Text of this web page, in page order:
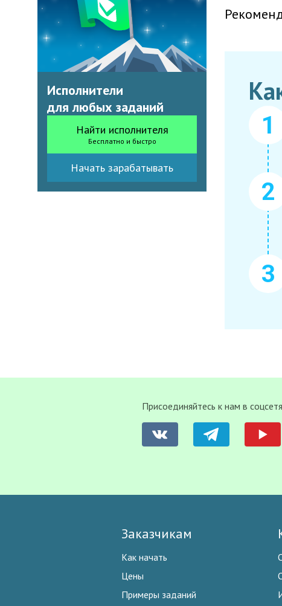
Исполнители
для любых заданий
Найти исполнителя
Бесплатно и быстро
Начать зарабатывать
Присоединяйтесь к нам в
Заказчикам
Как начать
Цены
Примеры заданий